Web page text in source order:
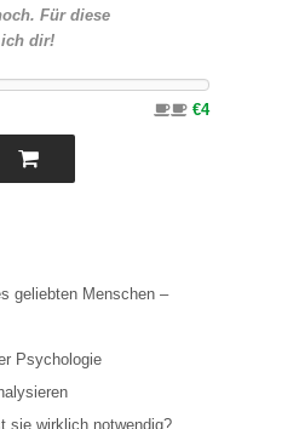
Für diese
ich dir!
€4
geliebten Menschen –
Psychologie
sie wirklich notwendig?